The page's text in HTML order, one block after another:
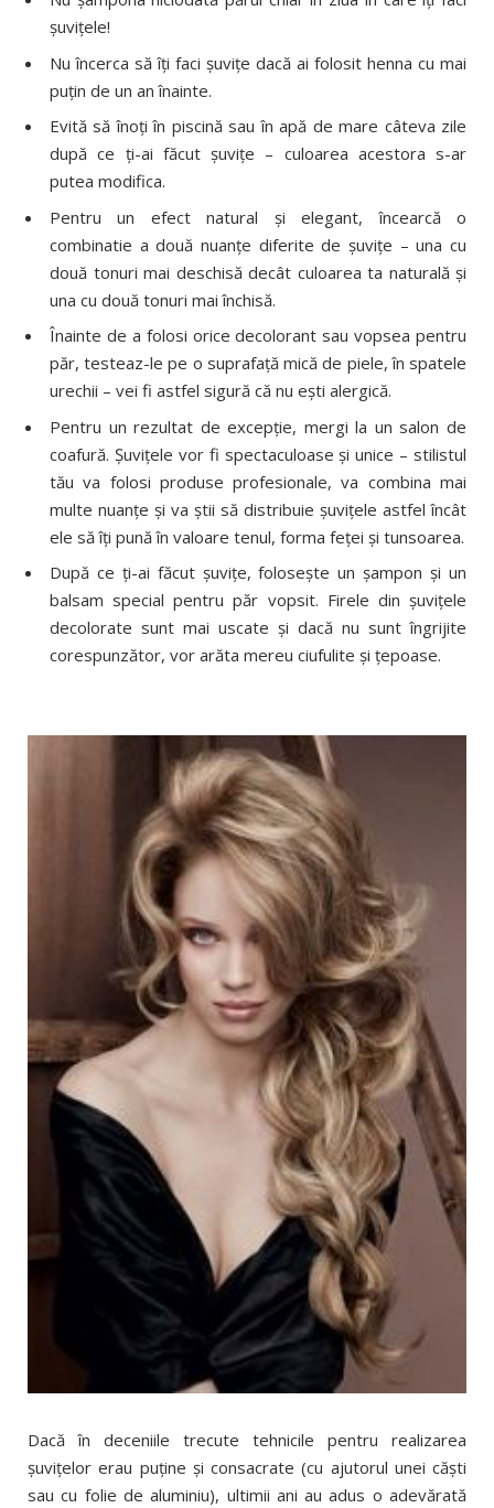
şuviţele!
Nu încerca să îţi faci şuviţe dacă ai folosit henna cu mai
puţin de un an înainte.
Evită să înoţi în piscină sau în apă de mare câteva zile
după ce ţi-ai făcut şuviţe – culoarea acestora s-ar
putea modifica.
Pentru un efect natural şi elegant, încearcă o
combinatie a două nuanţe diferite de şuviţe – una cu
două tonuri mai deschisă decât culoarea ta naturală şi
una cu două tonuri mai închisă.
Înainte de a folosi orice decolorant sau vopsea pentru
păr, testeaz-le pe o suprafaţă mică de piele, în spatele
urechii – vei fi astfel sigură că nu eşti alergică.
Pentru un rezultat de excepţie, mergi la un salon de
coafură. Şuviţele vor fi spectaculoase şi unice – stilistul
tău va folosi produse profesionale, va combina mai
multe nuanţe şi va ştii să distribuie şuviţele astfel încât
ele să îţi pună în valoare tenul, forma feţei şi tunsoarea.
După ce ţi-ai făcut şuviţe, foloseşte un şampon şi un
balsam special pentru păr vopsit. Firele din şuviţele
decolorate sunt mai uscate şi dacă nu sunt îngrijite
corespunzător, vor arăta mereu ciufulite şi ţepoase.
Dacă în deceniile trecute tehnicile pentru realizarea
şuviţelor erau puţine şi consacrate (cu ajutorul unei căşti
sau cu folie de aluminiu), ultimii ani au adus o adevărată